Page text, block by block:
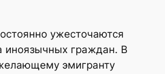
ужесточаются
иноязычных граждан. В
эмигранту